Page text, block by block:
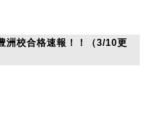
校合格速報！！（3/10更